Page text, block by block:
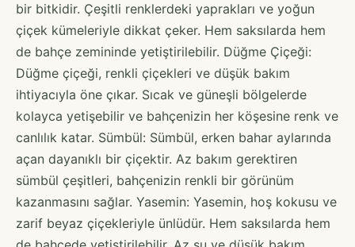
bir bitkidir. Çeşitli renklerdeki yaprakları ve yoğun
çiçek kümeleriyle dikkat çeker. Hem saksılarda hem
de bahçe zemininde yetiştirilebilir. Düğme Çiçeği:
Düğme çiçeği, renkli çiçekleri ve düşük bakım
ihtiyacıyla öne çıkar. Sıcak ve güneşli bölgelerde
kolayca yetişebilir ve bahçenizin her köşesine renk ve
canlılık katar. Sümbül: Sümbül, erken bahar aylarında
açan dayanıklı bir çiçektir. Az bakım gerektiren
sümbül çeşitleri, bahçenizin renkli bir görünüm
kazanmasını sağlar. Yasemin: Yasemin, hoş kokusu ve
zarif beyaz çiçekleriyle ünlüdür. Hem saksılarda hem